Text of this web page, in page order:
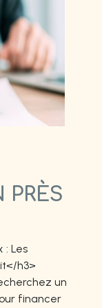
: Les
h3>
un
financer